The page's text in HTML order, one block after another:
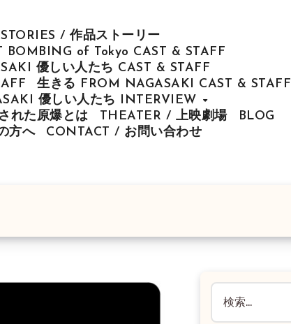
STORIES / 作品ストーリー
BOMBING of Tokyo CAST & STAFF
優しい人たち CAST & STAFF
生きる FROM NAGASAKI CAST & STAFF
優しい人たち INTERVIEW
れた原爆とは
THEATER / 上映劇場
BLOG
方へ
CONTACT / お問い合わせ